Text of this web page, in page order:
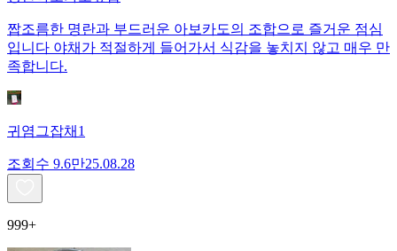
짭조름한 명란과 부드러운 아보카도의 조합으로 즐거운 점심
입니다 야채가 적절하게 들어가서 식감을 놓치지 않고 매우 만
족합니다.
귀염그잡채1
조회수 9.6만25.08.28
999+